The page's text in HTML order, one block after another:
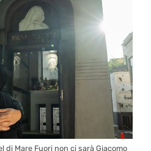
di Mare Fuori non ci sarà Giacomo